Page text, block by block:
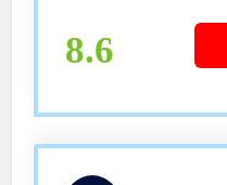
Allenamenti
per Android iOS
8.6